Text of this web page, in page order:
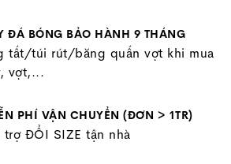
ĐÁ BÓNG BẢO HÀNH 9 THÁNG
tất/túi rút/băng quấn vợt khi mua
vợt,...
PHÍ VẬN CHUYỂN (ĐƠN > 1TR)
trợ ĐỔI SIZE tận nhà